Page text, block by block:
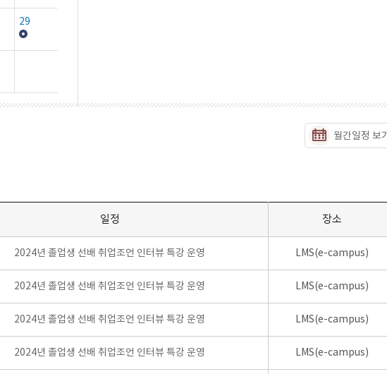
29
월간일정 보기
일정 장소
2024년 졸업생 선배 취업조언 인터뷰 특강 운영 LMS(e-campus)
2024년 졸업생 선배 취업조언 인터뷰 특강 운영 LMS(e-campus)
2024년 졸업생 선배 취업조언 인터뷰 특강 운영 LMS(e-campus)
2024년 졸업생 선배 취업조언 인터뷰 특강 운영 LMS(e-campus)